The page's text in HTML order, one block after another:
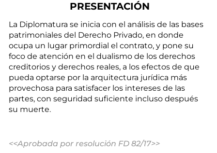
PRESENTACIÓN
La Diplomatura se inicia con el análisis de las bases
patrimoniales del Derecho Privado, en donde
ocupa un lugar primordial el contrato, y pone su
foco de atención en el dualismo de los derechos
creditorios y derechos reales, a los efectos de que
pueda optarse por la arquitectura jurídica más
provechosa para satisfacer los intereses de las
partes, con seguridad suficiente incluso después
su muerte.
<<Aprobada por resolución FD 82/17>>